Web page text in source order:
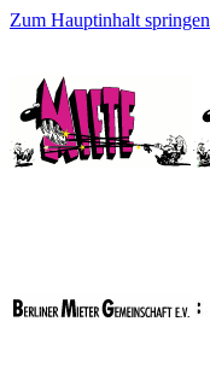
Zum Hauptinhalt springen